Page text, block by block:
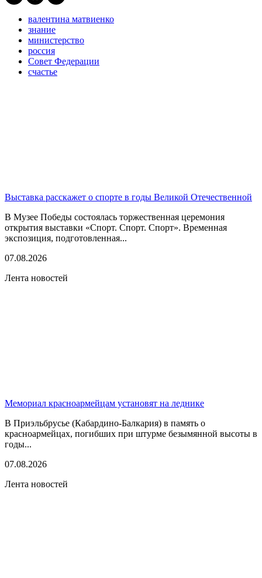
валентина матвиенко
знание
министерство
россия
Совет Федерации
счастье
Выставка расскажет о спорте в годы Великой Отечественной
В Музее Победы состоялась торжественная церемония
открытия выставки «Спорт. Спорт. Спорт». Временная
экспозиция, подготовленная...
07.08.2026
Лента новостей
Мемориал красноармейцам установят на леднике
В Приэльбрусье (Кабардино-Балкария) в память о
красноармейцах, погибших при штурме безымянной высоты в
годы...
07.08.2026
Лента новостей